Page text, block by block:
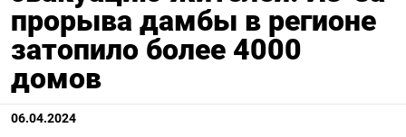
Подписывайтесь на The Moscow
прорыва дамбы в регионе
затопило более 4000
домов
06.04.2024